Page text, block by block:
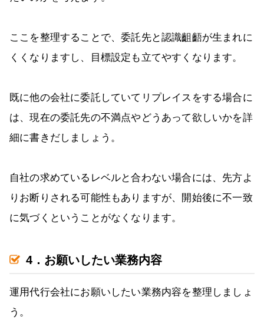
ここを整理することで、委託先と認識齟齬が生まれに
くくなりますし、目標設定も立てやすくなります。
既に他の会社に委託していてリプレイスをする場合に
は、現在の委託先の不満点やどうあって欲しいかを詳
細に書きだしましょう。
自社の求めているレベルと合わない場合には、先方よ
りお断りされる可能性もありますが、開始後に不一致
に気づくということがなくなります。
4．お願いしたい業務内容
運用代行会社にお願いしたい業務内容を整理しましょ
う。